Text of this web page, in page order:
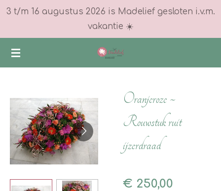
Ga
naar
de
hoofdinhoud
3 t/m 16 augustus 2026 is Madelief gesloten i.v.m.
vakantie ☀️
Oranjeroze ~
Rouwstuk ruit
ijzerdraad
€ 250,00